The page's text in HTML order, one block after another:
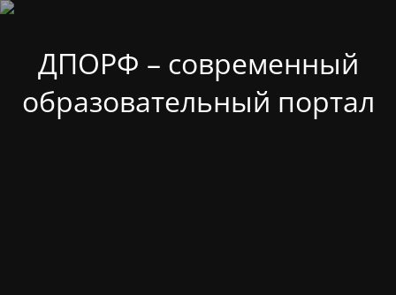
ДПОРФ – современный
образовательный портал